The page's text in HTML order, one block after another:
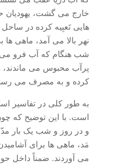
خارج می گشت، یهودیان
هایی تَعبِیه کرده در
نهر بالا می آمد، ماهی
شب هنگام که آب فرو
پرآب محبوس می ماندند،
کرده و به مصرف می
به طور کلی در تفاسیر
است. با این توضیح که
و در روز و شب یک بار
مَد، ماهی ها برای
می آوردند. ضمناً داخل